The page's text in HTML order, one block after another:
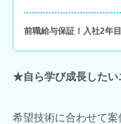
前職給与保証！入社2年
★自ら学び成長した
希望技術に合わせて